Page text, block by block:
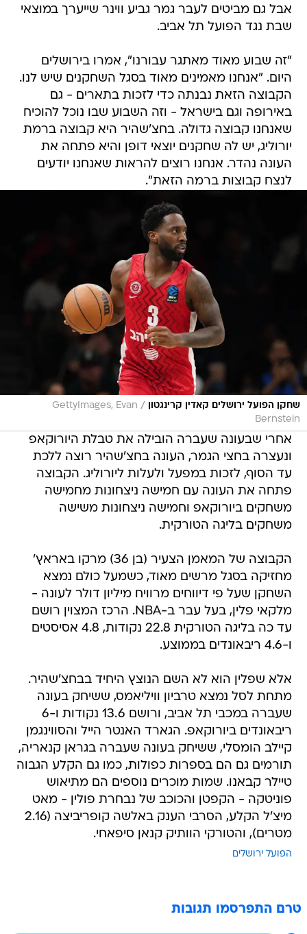
אבל גם מביטים לעבר גמר גביע ווינר שייערך במוצאי
שבת נגד הפועל תל אביב.
"זה שבוע מאוד מאתגר עבורנו", אמרו בירושלים
היום. "אנחנו מאמינים מאוד בסגל השחקנים שיש לנו.
הקבוצה הזאת נבנתה כדי לזכות בתארים - גם
באירופה וגם בישראל - וזה השבוע שבו נוכל להוכיח
שאנחנו קבוצה גדולה. בחצ'שהיר היא קבוצה ברמת
יורוליג, יש לה שחקנים יוצאי דופן והיא פתחה את
העונה נהדר. אנחנו רוצים להראות שאנחנו יודעים
לנצח קבוצות ברמה הזאת".
שחקן הפועל ירושלים קאדין קרינגטון /
GettyImages, Evan
Bernstein
אחרי שבעונה שעברה הובילה את טבלת היורוקאפ
ונעצרה בחצי הגמר, העונה בחצ'שהיר רוצה ללכת
עד הסוף, לזכות במפעל ולעלות ליורוליג. הקבוצה
פתחה את העונה עם חמישה ניצחונות מחמישה
משחקים ביורוקאפ וחמישה ניצחונות משישה
משחקים בליגה הטורקית.
הקבוצה של המאמן הצעיר (בן 36) מרקו באראץ'
מחזיקה בסגל מרשים מאוד, כשמעל כולם נמצא
השחקן שעל פי דיווחים מרוויח מיליון דולר לעונה -
מלקאי פלין, בעל עבר ב-NBA. הרכז המצוין רושם
עד כה בליגה הטורקית 22.8 נקודות, 4.8 אסיסטים
ו-4.6 ריבאונדים בממוצע.
אלא שפלין הוא לא השם הנוצץ היחיד בבחצ'שהיר.
מתחת לסל נמצא טרביון וויליאמס, ששיחק בעונה
שעברה במכבי תל אביב, ורושם 13.6 נקודות ו-6
ריבאונדים ביורוקאפ. הגארד האנטר הייל והסווינגמן
קיילב הומסלי, ששיחק בעונה שעברה בגראן קנאריה,
תורמים גם הם בספרות כפולות, כמו גם הקלע הגבוה
טיילר קבאנו. שמות מוכרים נוספים הם מתיאוש
פוניטקה - הקפטן והכוכב של נבחרת פולין - מאט
מיצ'ל הקלע, הסרבי הענק באלשה קופריביצה (2.16
מטרים), והטורקי הוותיק קנאן סיפאחי.
הפועל ירושלים
טרם התפרסמו תגובות